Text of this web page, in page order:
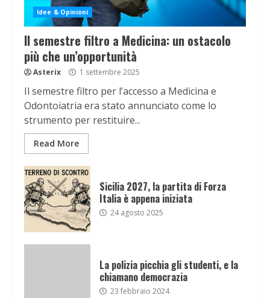
Idee & Opinioni
Il semestre filtro a Medicina: un ostacolo
più che un’opportunità
Asterix 1 settembre 2025
Il semestre filtro per l’accesso a Medicina e
Odontoiatria era stato annunciato come lo
strumento per restituire...
Read More
Sicilia 2027, la partita di Forza
Italia è appena iniziata
24 agosto 2025
La polizia picchia gli studenti, e la
chiamano democrazia
23 febbraio 2024